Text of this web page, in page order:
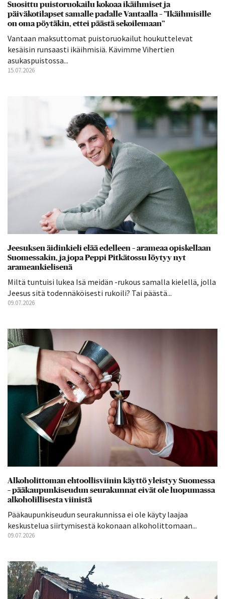
Suosittu puistoruokailu kokoaa ikäihmiset ja
päiväkotilapset samalle padalle Vantaalla – ”Ikäihmisille
on oma pöytäkin, ettei päästä sekoilemaan”
Vantaan maksuttomat puistoruokailut houkuttelevat
kesäisin runsaasti ikäihmisiä. Kävimme Vihertien
asukaspuistossa...
15.07.2026
Jeesuksen äidinkieli elää edelleen – arameaa opiskellaan
Suomessakin, ja jopa Peppi Pitkätossu löytyy nyt
arameankielisenä
Miltä tuntuisi lukea Isä meidän -rukous samalla kielellä, jolla
Jeesus sitä todennäköisesti rukoili? Tai päästä...
09.07.2026
Alkoholittoman ehtoollisviinin käyttö yleistyy Suomessa
– pääkaupunkiseudun seurakunnat eivät ole luopumassa
alkoholillisesta viinistä
Pääkaupunkiseudun seurakunnissa ei ole käyty laajaa
keskustelua siirtymisestä kokonaan alkoholittomaan...
09.07.2026